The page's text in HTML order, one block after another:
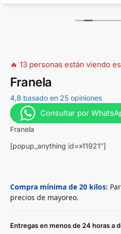
🔥 13 personas están viendo
Franela
4,8 basado en 25 opiniones
Consultar por
Franela
[popup_anything id=»11921″]
Compra mínima de 20 kilos:
precios de mayoreo.
Entregas en menos de 24 horas a